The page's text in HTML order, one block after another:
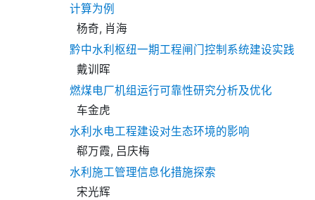
计算为例
杨奇, 肖海
黔中水利枢纽一期工程闸门控制系统建设实践
戴训晖
燃煤电厂机组运行可靠性研究分析及优化
车金虎
水利水电工程建设对生态环境的影响
郗万霞, 吕庆梅
水利施工管理信息化措施探索
宋光辉